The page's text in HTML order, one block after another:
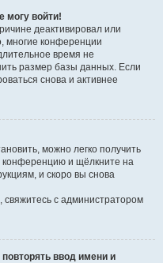
могу войти!
деактивировал или
многие конференции
время не
размер базы данных. Если
снова и активнее
можно легко получить
конференцию и щёлкните на
и скоро вы снова
свяжитесь с администратором
ввод имени и